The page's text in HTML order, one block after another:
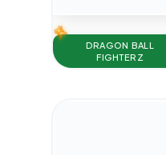
DRAGON BALL
FIGHTERZ